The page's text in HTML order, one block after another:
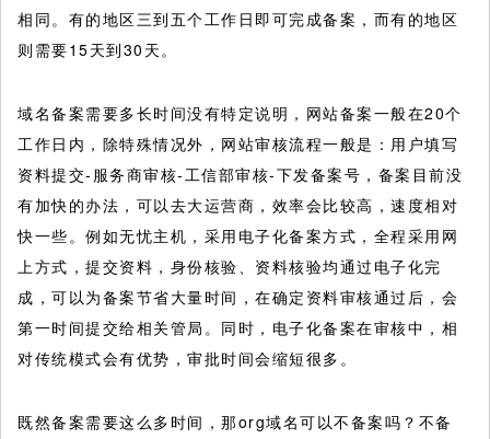
相同。有的地区三到五个工作日即可完成备案，而有的地区
则需要15天到30天。
域名备案需要多长时间没有特定说明，网站备案一般在20个
工作日内，除特殊情况外，网站审核流程一般是：用户填写
资料提交-服务商审核-工信部审核-下发备案号，备案目前没
有加快的办法，可以去大运营商，效率会比较高，速度相对
快一些。例如无忧主机，采用电子化备案方式，全程采用网
上方式，提交资料，身份核验、资料核验均通过电子化完
成，可以为备案节省大量时间，在确定资料审核通过后，会
第一时间提交给相关管局。同时，电子化备案在审核中，相
对传统模式会有优势，审批时间会缩短很多。
既然备案需要这么多时间，那org域名可以不备案吗？不备